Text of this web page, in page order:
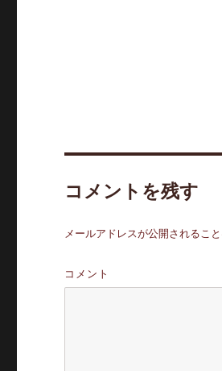
コメントを残す
メールアドレスが公開されること
コメント